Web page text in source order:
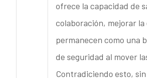
ofrece la capacidad de
colaboración, mejorar
permanecen como una
de seguridad al mover
Contradiciendo esto,